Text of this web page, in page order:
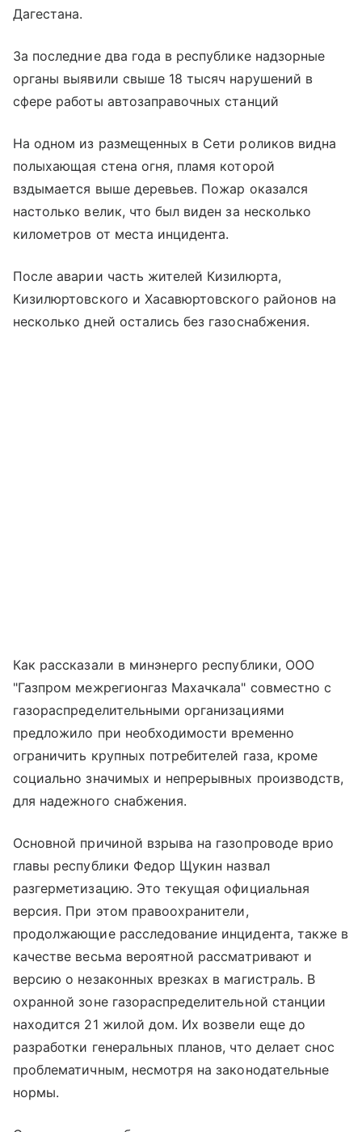
Дагестана.
За последние два года в республике надзорные
органы выявили свыше 18 тысяч нарушений в
сфере работы автозаправочных станций
На одном из размещенных в Сети роликов видна
полыхающая стена огня, пламя которой
вздымается выше деревьев. Пожар оказался
настолько велик, что был виден за несколько
километров от места инцидента.
После аварии часть жителей Кизилюрта,
Кизилюртовского и Хасавюртовского районов на
несколько дней остались без газоснабжения.
Как рассказали в минэнерго республики, ООО
"Газпром межрегионгаз Махачкала" совместно с
газораспределительными организациями
предложило при необходимости временно
ограничить крупных потребителей газа, кроме
социально значимых и непрерывных производств,
для надежного снабжения.
Основной причиной взрыва на газопроводе врио
главы республики Федор Щукин назвал
разгерметизацию. Это текущая официальная
версия. При этом правоохранители,
продолжающие расследование инцидента, также в
качестве весьма вероятной рассматривают и
версию о незаконных врезках в магистраль. В
охранной зоне газораспределительной станции
находится 21 жилой дом. Их возвели еще до
разработки генеральных планов, что делает снос
проблематичным, несмотря на законодательные
нормы.